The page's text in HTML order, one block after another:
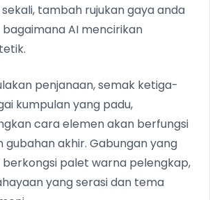
tambah rujukan gaya anda
AI mencirikan
penjanaan, semak ketiga-
kumpulan yang padu,
cara elemen akan berfungsi
gubahan akhir. Gabungan yang
berkongsi palet warna pelengkap,
yang serasi dan tema